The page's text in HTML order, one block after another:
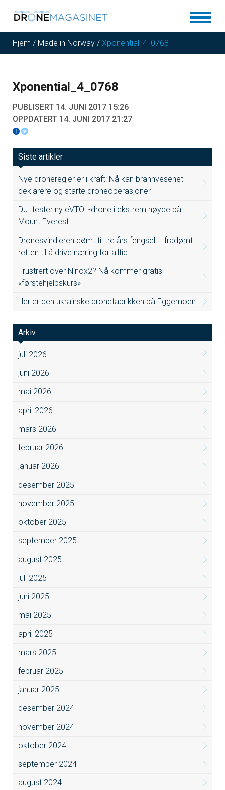
Hjem / Made in Norway / Xponential_4_0768
Xponential_4_0768
PUBLISERT 14. JUNI 2017 15:26
OPPDATERT 14. JUNI 2017 21:27
Siste artikler
Nye droneregler er i kraft: Nå kan brannvesenet
deklarere og starte droneoperasjoner
DJI tester ny eVTOL-drone i ekstrem høyde på
Mount Everest
Dronesvindleren dømt til tre års fengsel – fradømt
retten til å drive næring for alltid
Frustrert over Ninox2? Nå kommer gratis
«førstehjelpskurs»
Her er den ukrainske dronefabrikken på Eggemoen
Arkiv
juli 2026
juni 2026
mai 2026
april 2026
mars 2026
februar 2026
januar 2026
desember 2025
november 2025
oktober 2025
september 2025
august 2025
juli 2025
juni 2025
mai 2025
april 2025
mars 2025
februar 2025
januar 2025
desember 2024
november 2024
oktober 2024
september 2024
august 2024